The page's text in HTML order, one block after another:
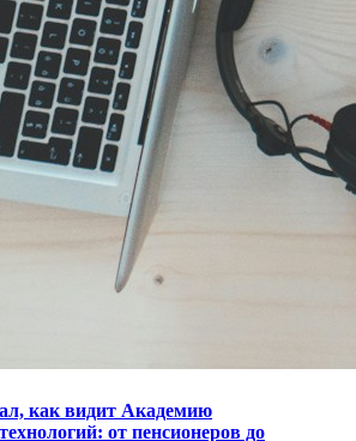
как видит Академию
от пенсионеров до